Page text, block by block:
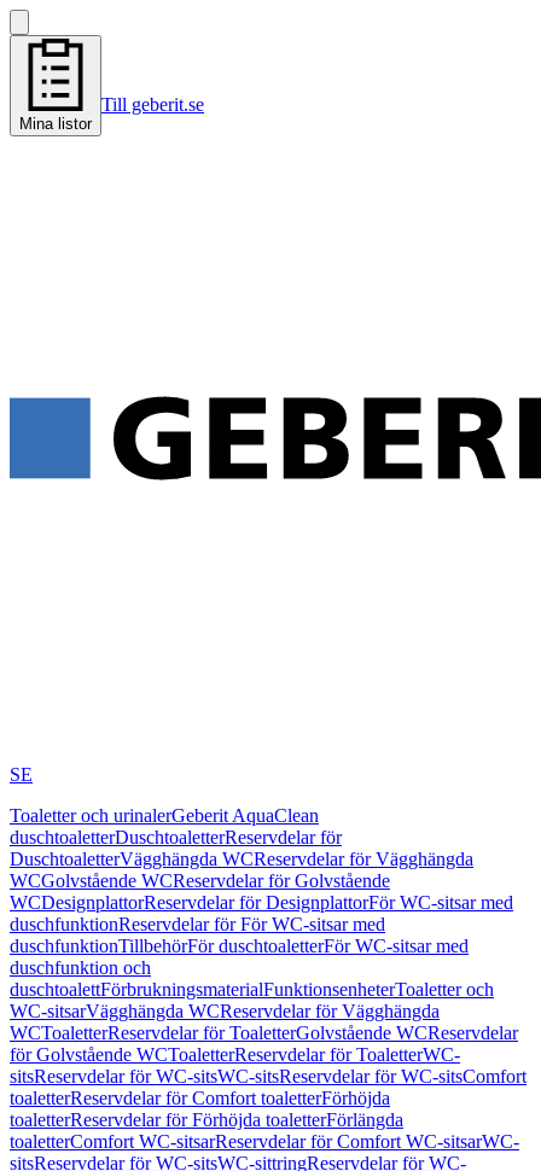
Mina listor
Till geberit.se
SE
Toaletter och urinalerGeberit AquaClean
duschtoaletterDuschtoaletterReservdelar för
DuschtoaletterVägghängda WCReservdelar för Vägghängda
WCGolvstående WCReservdelar för Golvstående
WCDesignplattorReservdelar för DesignplattorFör WC-sitsar med
duschfunktionReservdelar för För WC-sitsar med
duschfunktionTillbehörFör duschtoaletterFör WC-sitsar med
duschfunktion och
duschtoalettFörbrukningsmaterialFunktionsenheterToaletter och
WC-sitsarVägghängda WCReservdelar för Vägghängda
WCToaletterReservdelar för ToaletterGolvstående WCReservdelar
för Golvstående WCToaletterReservdelar för ToaletterWC-
sitsReservdelar för WC-sitsWC-sitsReservdelar för WC-sitsComfort
toaletterReservdelar för Comfort toaletterFörhöjda
toaletterReservdelar för Förhöjda toaletterFörlängda
toaletterComfort WC-sitsarReservdelar för Comfort WC-sitsarWC-
sitsReservdelar för WC-sitsWC-sittringReservdelar för WC-